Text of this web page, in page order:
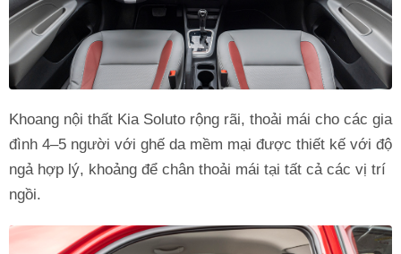
Khoang nội thất Kia Soluto rộng rãi, thoải mái cho các gia
đình 4–5 người với ghế da mềm mại được thiết kế với độ
ngả hợp lý, khoảng để chân thoải mái tại tất cả các vị trí
ngồi.